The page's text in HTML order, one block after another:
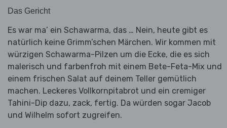
Das Gericht
Es war ma’ ein Schawarma, das … Nein, heute gibt es
natürlich keine Grimm’schen Märchen. Wir kommen mit
würzigen Schawarma-Pilzen um die Ecke, die es sich
malerisch und farbenfroh mit einem Bete-Feta-Mix und
einem frischen Salat auf deinem Teller gemütlich
machen. Leckeres Vollkornpitabrot und ein cremiger
Tahini-Dip dazu, zack, fertig. Da würden sogar Jacob
und Wilhelm sofort zugreifen.